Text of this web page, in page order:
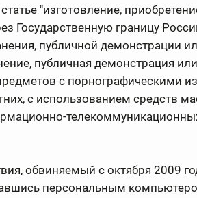
"изготовление,
Государственную границу
публичной демонстрации
публичная демонстрация
с порнографическими
с использованием средств
обвиняемый с октября 2009
персональным